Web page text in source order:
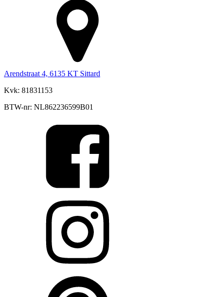
Arendstraat 4, 6135 KT Sittard
Kvk: 81831153
BTW-nr: NL862236599B01